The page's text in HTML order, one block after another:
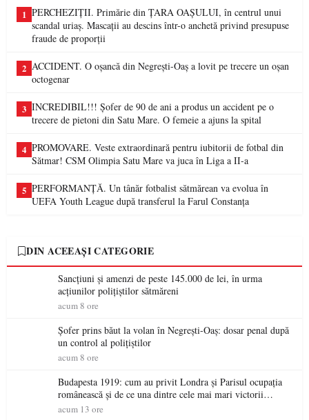
1 PERCHEZIȚII. Primărie din ȚARA OAȘULUI, în centrul unui
scandal uriaș. Mascații au descins într-o anchetă privind presupuse
fraude de proporții
2 ACCIDENT. O oșancă din Negrești-Oaș a lovit pe trecere un oșan
octogenar
3 INCREDIBIL!!! Șofer de 90 de ani a produs un accident pe o
trecere de pietoni din Satu Mare. O femeie a ajuns la spital
4 PROMOVARE. Veste extraordinară pentru iubitorii de fotbal din
Sătmar! CSM Olimpia Satu Mare va juca în Liga a II-a
5 PERFORMANȚĂ. Un tânăr fotbalist sătmărean va evolua în
UEFA Youth League după transferul la Farul Constanța
DIN ACEEAȘI CATEGORIE
Sancțiuni și amenzi de peste 145.000 de lei, în urma
acțiunilor polițiștilor sătmăreni
acum 8 ore
Șofer prins băut la volan în Negrești-Oaș: dosar penal după
un control al polițiștilor
acum 8 ore
Budapesta 1919: cum au privit Londra și Parisul ocupația
românească și de ce una dintre cele mai mari victorii
militare ale României a devenit o controversă diplomatică
acum 13 ore